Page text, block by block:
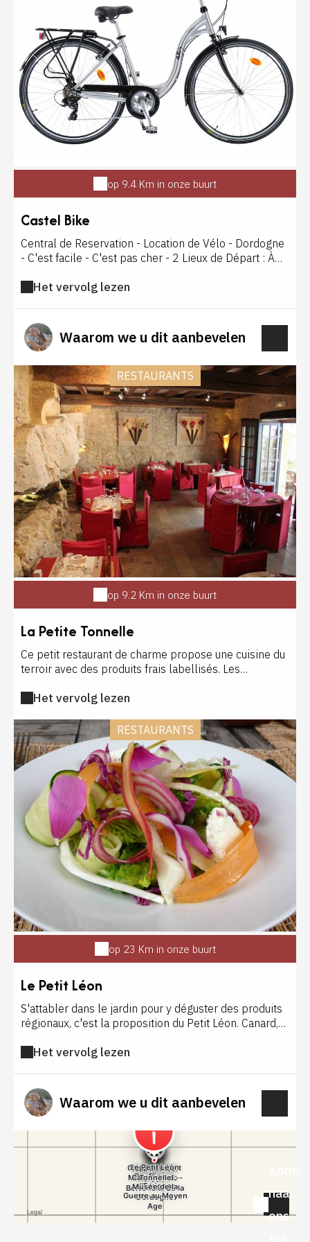
demandez Roger Crouzel, c'est un peu le pape du foie
gras et il vous conseillera comme personne pour
choisir et cuisiner les meilleurs lobes. Sans oublier la
truffe ! Repérée grâce au flair aiguisé d'un chien ou
d'un cochon truffier, le champignon fait la fierté des
sarladais. Destiné aux particuliers, le marché aux
truffes fraîches, organisé par le Groupement des
Trufficulteurs du Périgord Noir, a lieu tous les samedis
matin de décembre à la mi-mars. Vendu sous le
contrôle de spécialistes, le kg de diamant noir peut
atteindre les 1200 euros.
op 9.4 Km in onze buurt
Castel Bike
Central de Reservation - Location de Vélo - Dordogne
- C'est facile - C'est pas cher - 2 Lieux de Départ : À
parcours route et chemin À Carsac pour la Voie Verte
Vélos pour enfants (Marque : MFC) en tailles 20" et
24" Buggy / Cariole (Marque : MFC) pour 1 ou 2
payez sur notre platform sécurisé en ligne. Arrivant
sur place, vous seriez au 'Fast-track' - pas de queue
pour vous. Vos vélos sera déjà préparés. Plus que les
adapter à vos tailles, choisir votre parcours et c'est
parti ...
Het vervolg lezen
Waarom we u dit aanbevelen
RESTAURANTS
op 9.2 Km in onze buurt
La Petite Tonnelle
Ce petit restaurant de charme propose une cuisine du
terroir avec des produits frais labellisés. Les
l'assiette comme dans le décor, avec les pierres
très agréable. Formules de 17 à 33€.
Het vervolg lezen
RESTAURANTS
op 23 Km in onze buurt
Le Petit Léon
S'attabler dans le jardin pour y déguster des produits
régionaux, c'est la proposition du Petit Léon. Canard,
l'assiette. Une cuisine savoureuse, un accueil et un
Het vervolg lezen
Waarom we u dit aanbevelen
naar
ons